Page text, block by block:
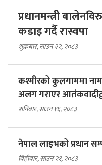
प्रधानमन्त्री
कडाइ गर्दै रास्वपा
शुक्रबार, साउन २२, २०८३
कश्मीरको कुलगाममा
अलग गराएर
शनिबार, साउन १६, २०८३
नेपाल लाइभको प्रधान
बिहीबार, साउन २१, २०८३